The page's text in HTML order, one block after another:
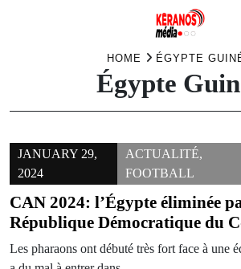
HOME ÉGYPTE
Égypte
JANUARY 29,
2024
ACTUALITÉ,
FOOTBALL
CAN 2024: l’Égypte éliminée
République Démocratique du
Les pharaons ont débuté très fort face à une